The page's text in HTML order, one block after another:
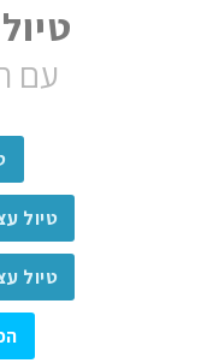
עם
טיול
טיול